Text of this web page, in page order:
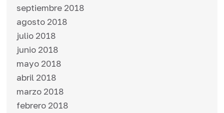
septiembre 2018
agosto 2018
julio 2018
junio 2018
mayo 2018
abril 2018
marzo 2018
febrero 2018